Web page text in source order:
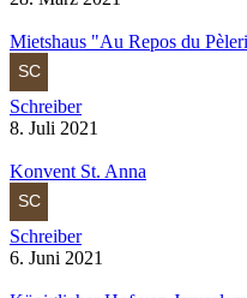
Mietshaus "Au Repos du
Schreiber
8. Juli 2021
Konvent St. Anna
Schreiber
6. Juni 2021